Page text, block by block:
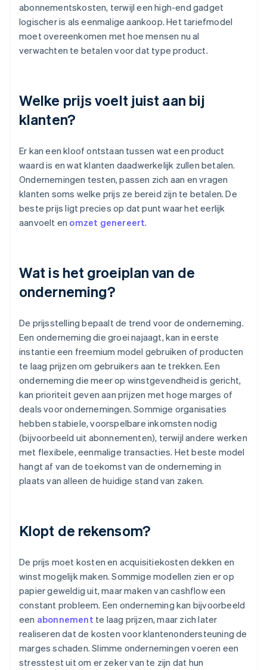
abonnementskosten, terwijl een high-end gadget
logischer is als eenmalige aankoop. Het tariefmodel
moet overeenkomen met hoe mensen nu al
verwachten te betalen voor dat type product.
Welke prijs voelt juist aan bij
klanten?
Er kan een kloof ontstaan tussen wat een product
waard is en wat klanten daadwerkelijk zullen betalen.
Ondernemingen testen, passen zich aan en vragen
klanten soms welke prijs ze bereid zijn te betalen. De
beste prijs ligt precies op dat punt waar het eerlijk
aanvoelt en omzet genereert.
Wat is het groeiplan van de
onderneming?
De prijsstelling bepaalt de trend voor de onderneming.
Een onderneming die groei najaagt, kan in eerste
instantie een freemium model gebruiken of producten
te laag prijzen om gebruikers aan te trekken. Een
onderneming die meer op winstgevendheid is gericht,
kan prioriteit geven aan prijzen met hoge marges of
deals voor ondernemingen. Sommige organisaties
hebben stabiele, voorspelbare inkomsten nodig
(bijvoorbeeld uit abonnementen), terwijl andere werken
met flexibele, eenmalige transacties. Het beste model
hangt af van de toekomst van de onderneming in
plaats van alleen de huidige stand van zaken.
Klopt de rekensom?
De prijs moet kosten en acquisitiekosten dekken en
winst mogelijk maken. Sommige modellen zien er op
papier geweldig uit, maar maken van cashflow een
constant probleem. Een onderneming kan bijvoorbeeld
een abonnement te laag prijzen, maar zich later
realiseren dat de kosten voor klantenondersteuning de
marges schaden. Slimme ondernemingen voeren een
stresstest uit om er zeker van te zijn dat hun